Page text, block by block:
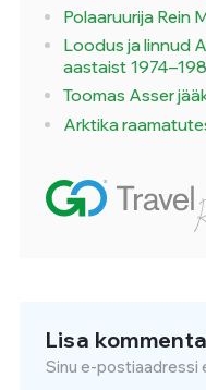
Polaaruurija Rein
Loodus ja linnud
aastaist
Toomas Asser
Arktika
Lisa
Sinu e-postiaadressi